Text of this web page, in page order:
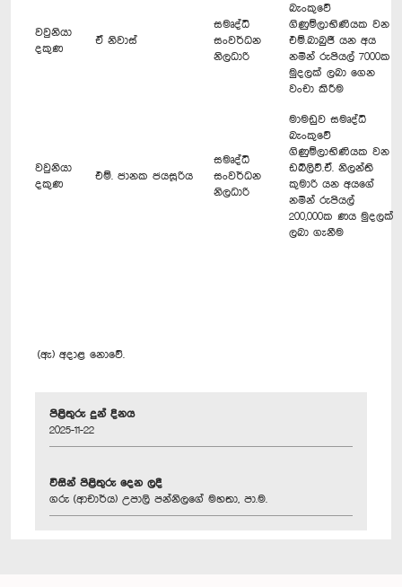
වවුනියා
දකුණ
ඒ නිවාස්
සමෘද්ධි
සංවර්ධන
නිලධාරි
බැංකුවේ
ගිණුම්ලාභිණියක වන
එම්.බාබුජී යන අය
නමින් රුපියල් 7000ක
මුදලක් ලබා ගෙන
වංචා කිරීම
වවුනියා
දකුණ
එම්. ජානක ජයසූරිය
සමෘද්ධි
සංවර්ධන
නිලධාරි
මාමඩුව සමෘද්ධි
බැංකුවේ
ගිණුම්ලාභිණියක වන
ඩබ්ලිව්.ඒ. නිලන්ති
කුමාරි යන අයගේ
නමින් රුපියල්
200,000ක ණය මුදලක්
ලබා ගැනීම
(ඇ) අදාළ නොවේ.
පිළිතුරු දුන් දිනය
2025-11-22
විසින් පිළිතුරු දෙන ලදී
ගරු (ආචාර්ය) උපාලි පන්නිලගේ මහතා, පා.ම.